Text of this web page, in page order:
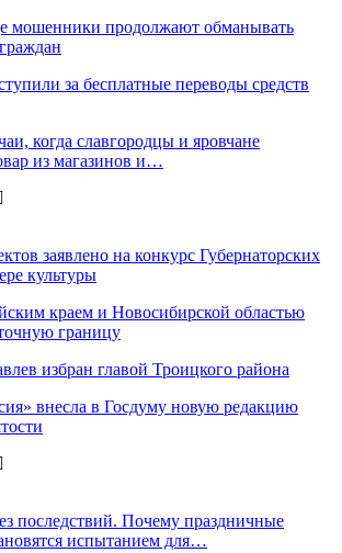
мошенники продолжают обманывать
за бесплатные переводы средств
когда славгородцы и яровчане
из магазинов и…
заявлено на конкурс Губернаторских
культуры
краем и Новосибирской областью
границу
избран главой Троицкого района
внесла в Госдуму новую редакцию
последствий. Почему праздничные
испытанием для…